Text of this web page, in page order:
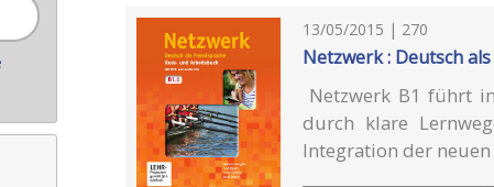
13/05/2015 | 270
Netzwerk : Deutsch
Netzwerk B1 führt
durch klare
Integration der